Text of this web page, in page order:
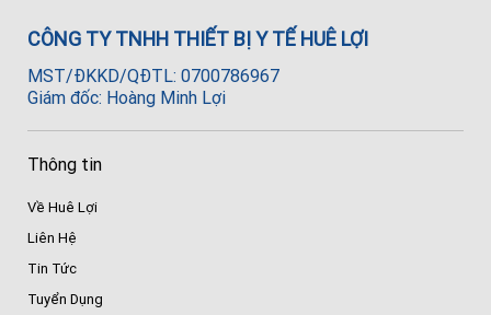
CÔNG TY TNHH THIẾT BỊ Y TẾ HUÊ LỢI
MST/ĐKKD/QĐTL: 0700786967
Giám đốc: Hoàng Minh Lợi
Thông tin
Về Huê Lợi
Liên Hệ
Tin Tức
Tuyển Dụng